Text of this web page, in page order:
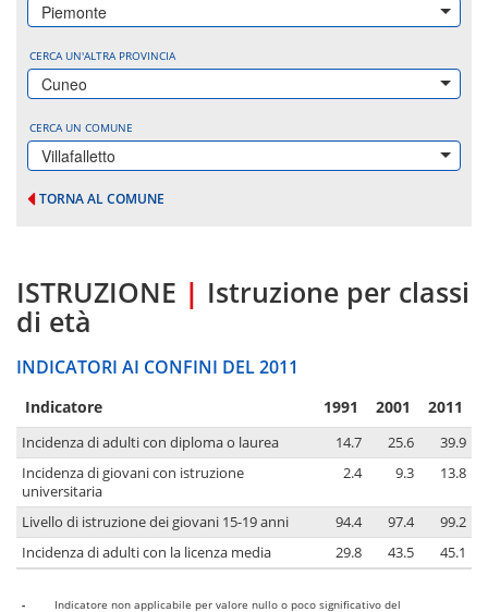
Piemonte
CERCA UN'ALTRA PROVINCIA
Cuneo
CERCA UN COMUNE
Villafalletto
TORNA AL COMUNE
ISTRUZIONE | Istruzione per classi
di età
INDICATORI AI CONFINI DEL 2011
Indicatore 1991 2001 2011
Incidenza di adulti con diploma o laurea 14.7 25.6
39.9
Incidenza di giovani con istruzione
universitaria
2.4 9.3 13.8
Livello di istruzione dei giovani 15-19 anni 94.4 97.4
99.2
Incidenza di adulti con la licenza media
29.8 43.5 45.1
-
Indicatore non applicabile per valore nullo o poco significativo del